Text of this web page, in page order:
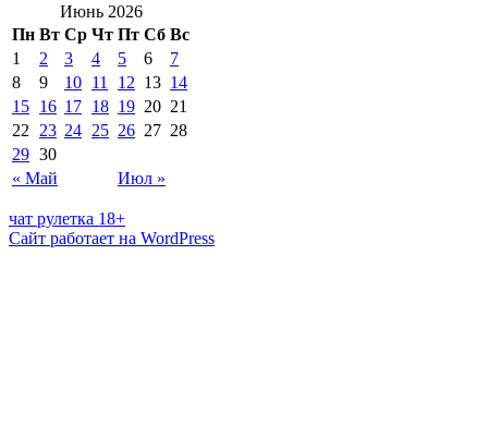
Июнь 2026
Пн Вт Ср Чт Пт Сб Вс
« Май Июл »
1 2 3 4 5 6
7
8
9 10 11 12 13 14
15 16 17 18 19 20 21
22
23 24 25 26 27 28
29 30
чат рулетка 18+
Сайт работает на WordPress